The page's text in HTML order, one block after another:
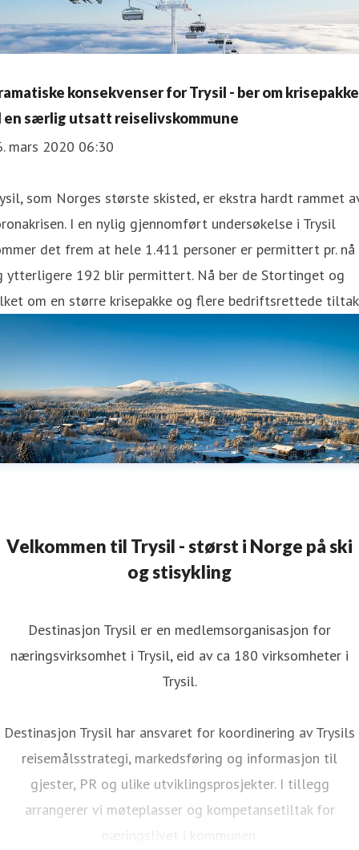
konsekvenser for Trysil - ber om krisepakke
særlig utsatt reiselivskommune
mars 2020 06:30
som Norges største skisted, er ekstra hardt rammet
I en nylig gjennomført undersøkelse i Trysil
det frem at hele 1.411 personer er permittert pr. nå
ytterligere 192 blir permittert. Nå ber de Stortinget og
om en større krisepakke og flere bedriftsrettede
Velkommen til Trysil - størst i Norge på ski
og stisykling
Destinasjon Trysil er en medlemsorganisasjon for
næringsvirksomhet i Trysil, eid av ca 180 virksomheter i
Trysil.
Destinasjon Trysil har ansvaret for koordinering av Trysils
reisemålsstrategi, markedsføring og informasjon til
gjester, PR og ulike utviklingsprosjekter. I tillegg
arrangerer vi møteplasser og kompetansetiltak for
næringslivet i kommunen.